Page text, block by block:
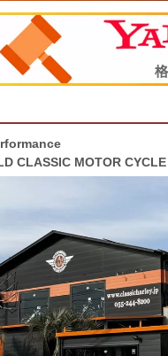
CLASSIC MOTOR CYCLE